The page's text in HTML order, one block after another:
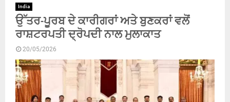
India
ਉੱਤਰ-ਪੂਰਬ ਦੇ ਕਾਰੀਗਰਾਂ ਅਤੇ ਬੁਣਕਰਾਂ ਵਲੋਂ
ਰਾਸ਼ਟਰਪਤੀ ਦ੍ਰੋਪਦੀ ਨਾਲ ਮੁਲਾਕਾਤ
20/05/2026